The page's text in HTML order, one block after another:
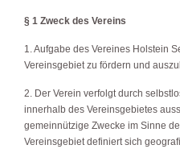
§ 1 Zweck des Vereins
1. Aufgabe des Vereines Holstein
Vereinsgebiet zu fördern und
2. Der Verein verfolgt durch
innerhalb des Vereinsgebietes
gemeinnützige Zwecke im Sinne
Vereinsgebiet definiert sich